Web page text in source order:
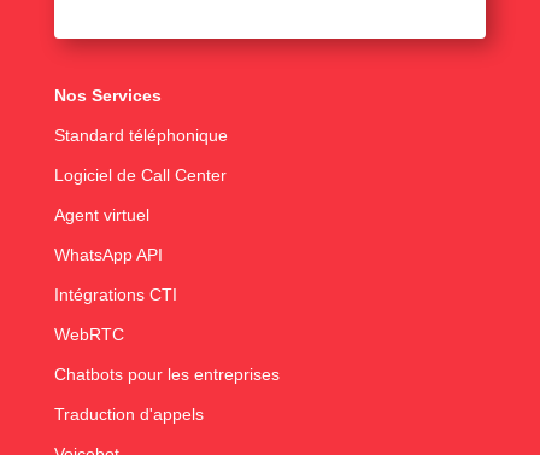
Nos Services
Standard téléphonique
Logiciel de Call Center
Agent virtuel
WhatsApp API
Intégrations CTI
WebRTC
Chatbots pour les entreprises
Traduction d'appels